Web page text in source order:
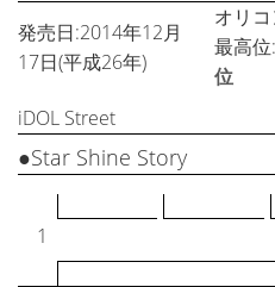
発売日:2014年12月
17日(平成26年)
オリ
最高位:
位
iDOL Street
1
●Star Shine Story